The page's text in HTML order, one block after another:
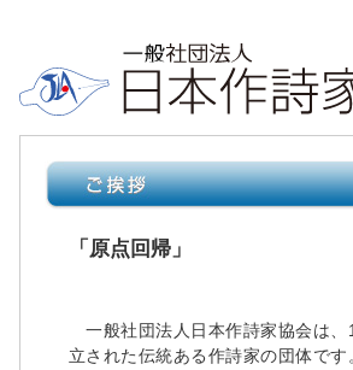
「原点回帰」
一般社団法人日本作詩家協会は、
立された伝統ある作詩家の団体です